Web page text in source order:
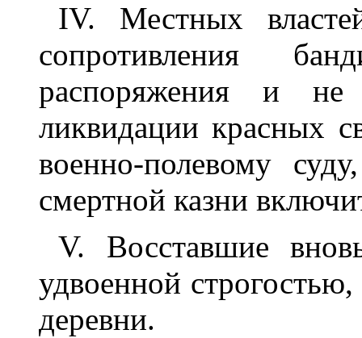
IV. Местных
сопротивления
распоряжения и
ликвидации красных
военно-полевому
смертной казни
V. Восставшие
удвоенной
деревни.